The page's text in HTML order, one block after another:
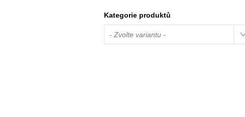
Kategorie produktů
- Zvolte variantu -